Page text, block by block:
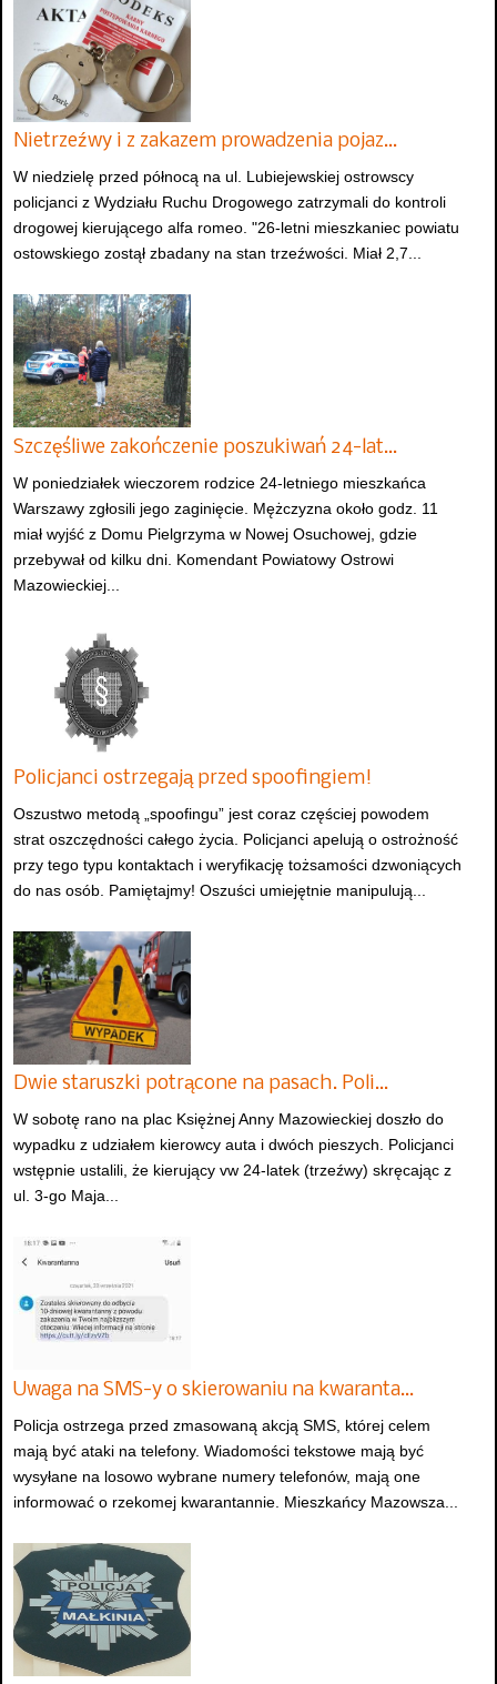
Nietrzeźwy i z zakazem prowadzenia pojaz…
W niedzielę przed północą na ul. Lubiejewskiej ostrowscy
policjanci z Wydziału Ruchu Drogowego zatrzymali do kontroli
drogowej kierującego alfa romeo. "26-letni mieszkaniec powiatu
ostowskiego zostął zbadany na stan trzeźwości. Miał 2,7...
Szczęśliwe zakończenie poszukiwań 24-lat…
W poniedziałek wieczorem rodzice 24-letniego mieszkańca
Warszawy zgłosili jego zaginięcie. Mężczyzna około godz. 11
miał wyjść z Domu Pielgrzyma w Nowej Osuchowej, gdzie
przebywał od kilku dni. Komendant Powiatowy Ostrowi
Mazowieckiej...
Policjanci ostrzegają przed spoofingiem!
Oszustwo metodą „spoofingu” jest coraz częściej powodem
strat oszczędności całego życia. Policjanci apelują o ostrożność
przy tego typu kontaktach i weryfikację tożsamości dzwoniących
do nas osób. Pamiętajmy! Oszuści umiejętnie manipulują...
Dwie staruszki potrącone na pasach. Poli…
W sobotę rano na plac Księżnej Anny Mazowieckiej doszło do
wypadku z udziałem kierowcy auta i dwóch pieszych. Policjanci
wstępnie ustalili, że kierujący vw 24-latek (trzeźwy) skręcając z
ul. 3-go Maja...
Uwaga na SMS-y o skierowaniu na kwaranta…
Policja ostrzega przed zmasowaną akcją SMS, której celem
mają być ataki na telefony. Wiadomości tekstowe mają być
wysyłane na losowo wybrane numery telefonów, mają one
informować o rzekomej kwarantannie. Mieszkańcy Mazowsza...